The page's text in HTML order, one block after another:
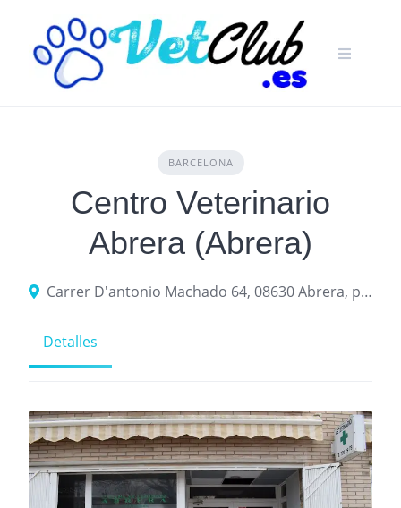
content
BARCELONA
Centro Veterinario
Abrera (Abrera)
Carrer D'antonio Machado 64, 08630 Abrera, provincia de Barcelona, España
Detalles